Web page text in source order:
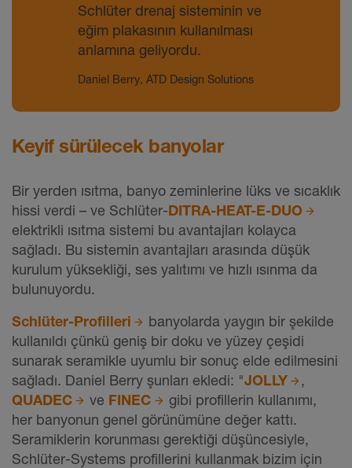
Schlüter drenaj sisteminin ve
eğim plakasının kullanılması
anlamına geliyordu.
Daniel Berry, ATD Design Solutions
Keyif sürülecek banyolar
Bir yerden ısıtma, banyo zeminlerine lüks ve sıcaklık
hissi verdi – ve Schlüter-DITRA-HEAT-E-DUO
elektrikli ısıtma sistemi bu avantajları kolayca
sağladı. Bu sistemin avantajları arasında düşük
kurulum yüksekliği, ses yalıtımı ve hızlı ısınma da
bulunuyordu.
Schlüter-Profilleri
banyolarda yaygın bir şekilde
kullanıldı çünkü geniş bir doku ve yüzey çeşidi
sunarak seramikle uyumlu bir sonuç elde edilmesini
sağladı. Daniel Berry şunları ekledi: "JOLLY
,
QUADEC
ve FINEC
gibi profillerin kullanımı,
her banyonun genel görünümüne değer kattı.
Seramiklerin korunması gerektiği düşüncesiyle,
Schlüter-Systems profillerini kullanmak bizim için